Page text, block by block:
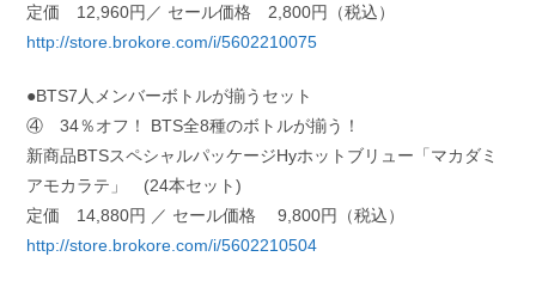
定価 12,960円／ セール価格 2,800円（税込）
http://store.brokore.com/i/5602210075
●BTS7人メンバーボトルが揃うセット
④ 34％オフ！ BTS全8種のボトルが揃う！
新商品BTSスペシャルパッケージHyホットブリュー「マカダミ
アモカラテ」 (24本セット)
定価 14,880円 ／ セール価格 9,800円（税込）
http://store.brokore.com/i/5602210504